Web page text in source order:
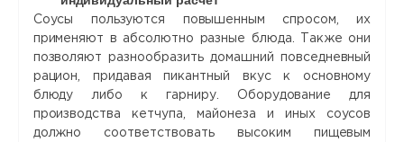
Соусы пользуются повышенным спросом, их
применяют в абсолютно разные блюда. Также они
позволяют разнообразить домашний повседневный
рацион, придавая пикантный вкус к основному
блюду либо к гарниру. Оборудование для
производства кетчупа, майонеза и иных соусов
должно соответствовать высоким пищевым